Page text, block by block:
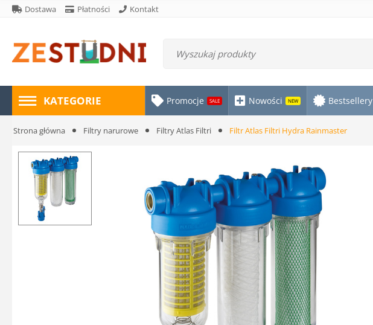
Dostawa Płatności Kontakt
KATEGORIE Promocje SALE Nowości NEW Bestsellery
Strona główna Filtry narurowe Filtry Atlas Filtri Filtr Atlas Filtri Hydra Rainmaster